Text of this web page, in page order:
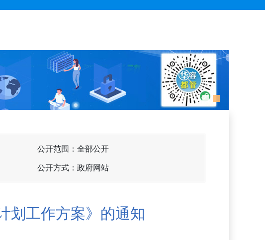
公开范围：全部公开
公开方式：政府网站
划工作方案》的通知